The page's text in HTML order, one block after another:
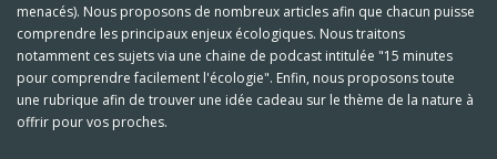
menacés). Nous proposons de nombreux articles afin que chacun puisse
comprendre les principaux enjeux écologiques. Nous traitons
notamment ces sujets via une chaine de podcast intitulée "15 minutes
pour comprendre facilement l'écologie". Enfin, nous proposons toute
une rubrique afin de trouver une idée cadeau sur le thème de la nature à
offrir pour vos proches.